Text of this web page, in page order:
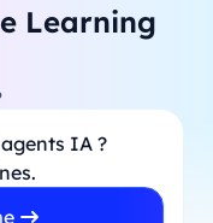
Learning
IA ?